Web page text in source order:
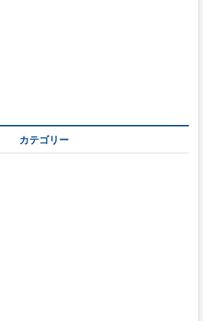
カテゴリー